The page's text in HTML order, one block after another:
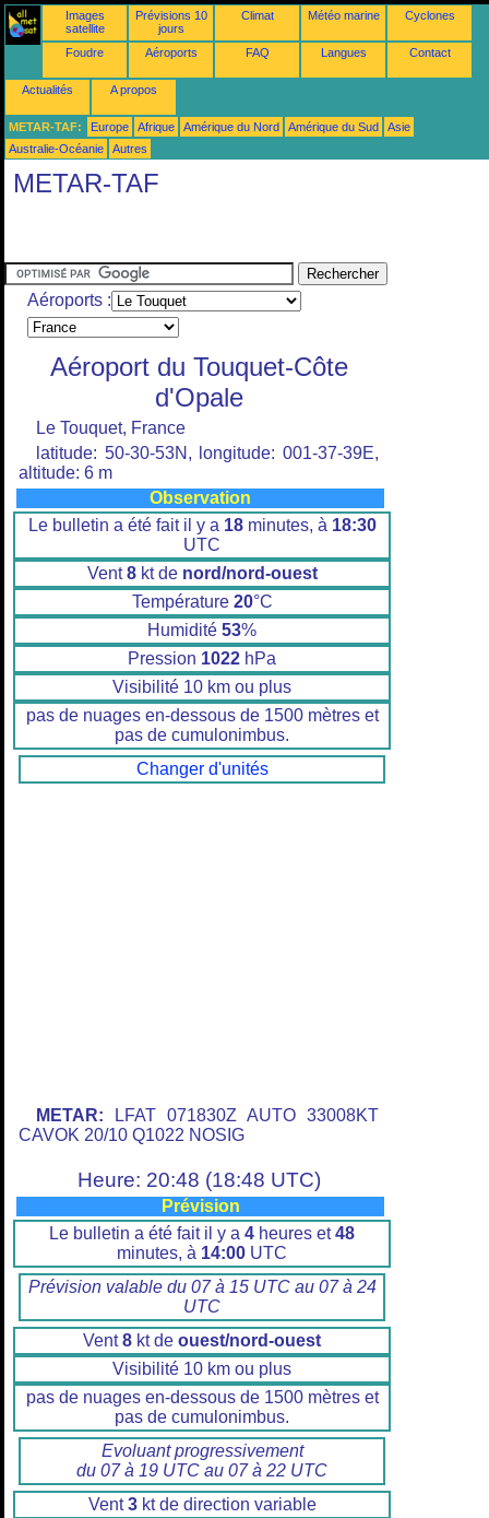
Images
satellite
Prévisions 10
jours
Climat Météo marine Cyclones
Foudre Aéroports FAQ Langues Contact
Actualités A propos
METAR-TAF: Europe Afrique Amérique du Nord Amérique du Sud
Asie
Australie-Océanie
Autres
METAR-TAF
Aéroports :
Aéroport du Touquet-Côte
d'Opale
Le Touquet, France
latitude: 50-30-53N, longitude: 001-37-39E,
altitude: 6 m
Observation
Le bulletin a été fait il y a 18minutes, à 18:30
UTC
Vent8kt de nord/nord-ouest
Température 20°C
Humidité 53%
Pression 1022 hPa
Visibilité 10 km ou plus
pas de nuages en-dessous de 1500 mètres et
pas de cumulonimbus.
Changer d'unités
METAR: LFAT 071830Z AUTO 33008KT
CAVOK 20/10 Q1022 NOSIG
Heure: 20:48 (18:48 UTC)
Prévision
Le bulletin a été fait il y a 4 heures et48
minutes, à 14:00 UTC
Prévision valable du 07 à 15 UTC au 07 à 24
UTC
Vent8 kt de ouest/nord-ouest
Visibilité 10 km ou plus
pas de nuages en-dessous de 1500 mètres et
pas de cumulonimbus.
Evoluant progressivement
du 07 à 19 UTC au 07 à 22 UTC
Vent3kt de direction variable